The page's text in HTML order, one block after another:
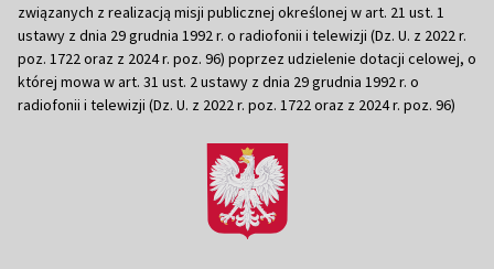
związanych z realizacją misji publicznej określonej w art. 21 ust. 1
ustawy z dnia 29 grudnia 1992 r. o radiofonii i telewizji (Dz. U. z 2022 r.
poz. 1722 oraz z 2024 r. poz. 96) poprzez udzielenie dotacji celowej, o
której mowa w art. 31 ust. 2 ustawy z dnia 29 grudnia 1992 r. o
radiofonii i telewizji (Dz. U. z 2022 r. poz. 1722 oraz z 2024 r. poz. 96)